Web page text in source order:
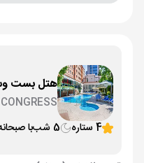
هتل بست
4 ستاره
5 شب با